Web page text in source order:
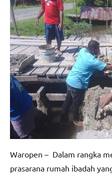
Waropen – Dalam rangka
prasarana rumah ibadah